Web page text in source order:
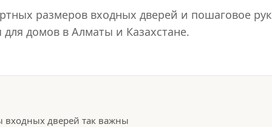
размеров входных дверей и пошаговое
домов в Алматы и Казахстане.
входных дверей так важны